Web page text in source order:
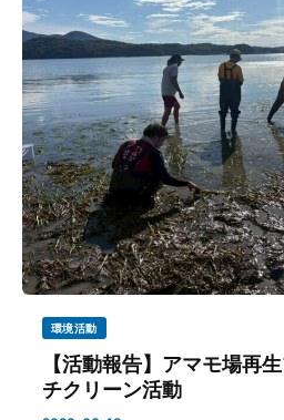
環境活動
【活動報告】アマモ場再
チクリーン活動